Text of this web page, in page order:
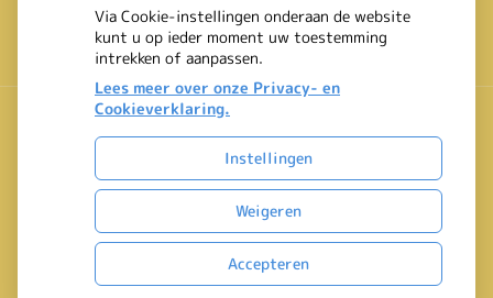
Uw Zorg Online|Beheer
Bezoek
onze
facebook
pagina
Privacy verklaring Cookie-instellingen Voorwaarden
Via Cookie-instellingen onderaan de website
kunt u op ieder moment uw toestemming
intrekken of aanpassen.
Lees meer over onze Privacy- en
Cookieverklaring.
Instellingen
Weigeren
Accepteren